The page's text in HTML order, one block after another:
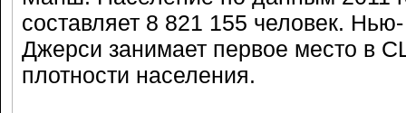
составляет 8 821 155 человек. Нью-
Джерси занимает первое место в
плотности населения.